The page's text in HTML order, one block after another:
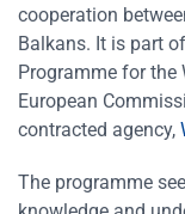
cooperation
Balkans. It is part
Programme for the
European
contracted agency,
The programme